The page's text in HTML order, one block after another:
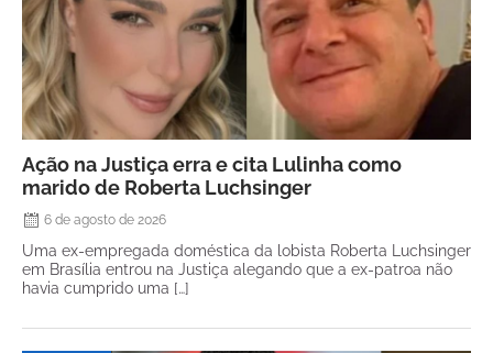
Ação na Justiça erra e cita Lulinha como
marido de Roberta Luchsinger
6 de agosto de 2026
Uma ex-empregada doméstica da lobista Roberta Luchsinger
em Brasília entrou na Justiça alegando que a ex-patroa não
havia cumprido uma […]